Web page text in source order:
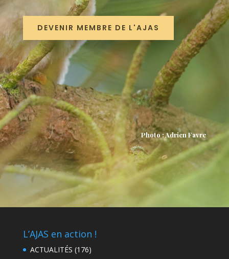
DEVENIR MEMBRE DE L'AJAS
Photo : Adrien Favre
L’AJAS en action !
ACTUALITÉS (176)